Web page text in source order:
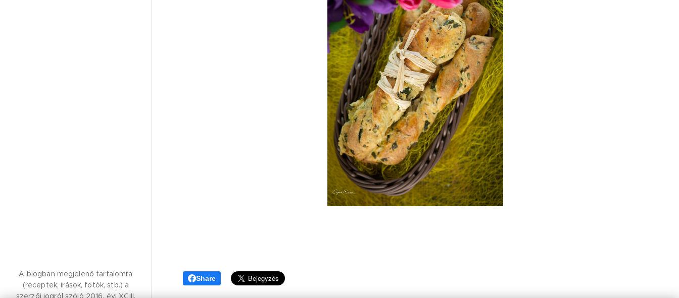
Share
A blogban megjelenő tartalomra
(receptek, írások, fotók, stb.) a
szerzői jogról szóló 2016. évi XCIII.